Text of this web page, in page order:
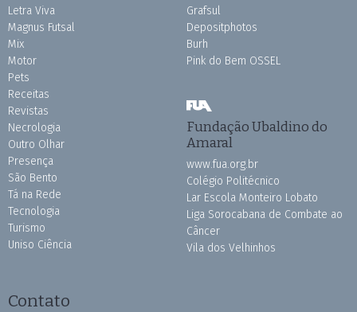
Letra Viva
Magnus Futsal
Mix
Motor
Pets
Receitas
Revistas
Necrologia
Outro Olhar
Presença
São Bento
Tá na Rede
Tecnologia
Turismo
Uniso Ciência
Grafsul
Depositphotos
Burh
Pink do Bem OSSEL
Fundação Ubaldino do
Amaral
www.fua.org.br
Colégio Politécnico
Lar Escola Monteiro Lobato
Liga Sorocabana de Combate ao
Câncer
Vila dos Velhinhos
Contato